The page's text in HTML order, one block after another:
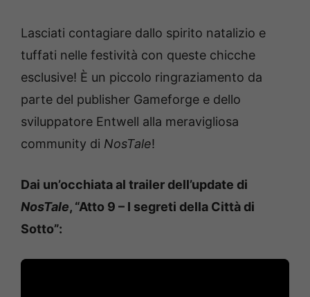
Lasciati contagiare dallo spirito natalizio e
tuffati nelle festività con queste chicche
esclusive! È un piccolo ringraziamento da
parte del publisher Gameforge e dello
sviluppatore Entwell alla meravigliosa
community di NosTale!
Dai un’occhiata al trailer dell’update di
NosTale, “Atto 9 – I segreti della Città di
Sotto”: